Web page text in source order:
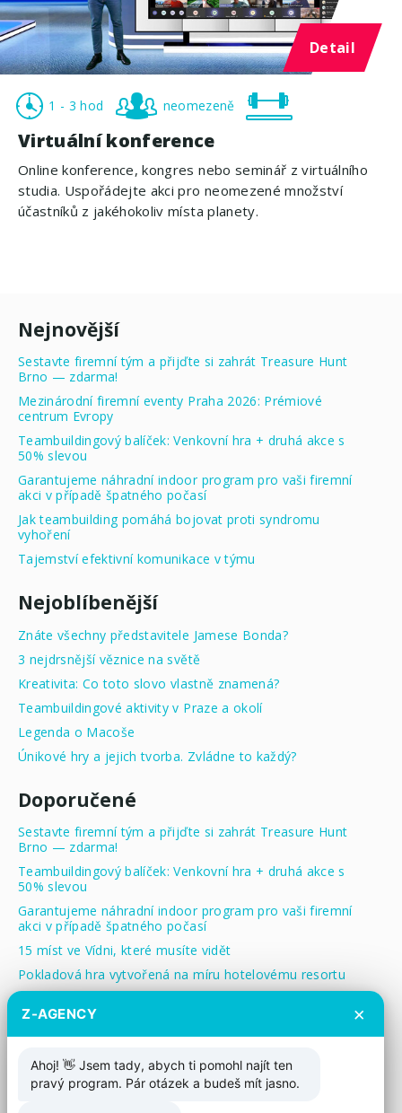
Detail
1 - 3 hod neomezeně
Virtuální konference
Online konference, kongres nebo seminář z virtuálního
studia. Uspořádejte akci pro neomezené množství
účastníků z jakéhokoliv místa planety.
Nejnovější
Sestavte firemní tým a přijďte si zahrát Treasure Hunt
Brno — zdarma!
Mezinárodní firemní eventy Praha 2026: Prémiové
centrum Evropy
Teambuildingový balíček: Venkovní hra + druhá akce s
50% slevou
Garantujeme náhradní indoor program pro vaši firemní
akci v případě špatného počasí
Jak teambuilding pomáhá bojovat proti syndromu
vyhoření
Tajemství efektivní komunikace v týmu
Nejoblíbenější
Znáte všechny představitele Jamese Bonda?
3 nejdrsnější věznice na světě
Kreativita: Co toto slovo vlastně znamená?
Teambuildingové aktivity v Praze a okolí
Legenda o Macoše
Únikové hry a jejich tvorba. Zvládne to každý?
Doporučené
Sestavte firemní tým a přijďte si zahrát Treasure Hunt
Brno — zdarma!
Teambuildingový balíček: Venkovní hra + druhá akce s
50% slevou
Garantujeme náhradní indoor program pro vaši firemní
akci v případě špatného počasí
15 míst ve Vídni, které musíte vidět
Pokladová hra vytvořená na míru hotelovému resortu
aktivita
Štítky
Vše cestování aktuality finance
Z-AGENCY ×
Ahoj! 👋 Jsem tady, abych ti pomohl najít ten
pravý program. Pár otázek a budeš mít jasno.